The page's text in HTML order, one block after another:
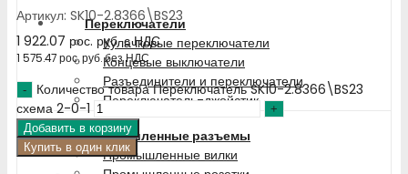
Переключатели
Кулачковые переключатели
Концевые выключатели
Разъединители и переключатели
Переключатель-джойстик
Промышленные разъемы
Промышленные вилки
Артикул: SK10-2.8366\BS23
1 922.07 рос. руб.с НДС
1 575.47рос. руб.без НДС
Количество товара Переключатель SK10-2.8366\BS23
схема 2-0-1
Добавить в корзину
Купить в один клик